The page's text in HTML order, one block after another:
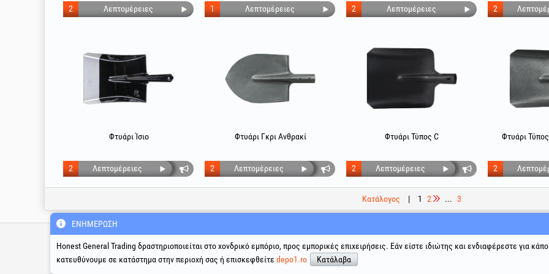
Λεπτομέρειες
2 Λεπτομέρειες
1 Λεπτομέρειες
2 2
Φτυάρι Ίσιο
Λεπτομέρειες
2
Φτυάρι Γκρι Ανθρακί
Λεπτομέρειες
2
Φτυάρι Τύπος C
Λεπτομέρειες
2
Φτυάρι
2
Κατάλογος | 1 2 ... 3
Τεχνική γραμμή υποστήριξης
& σέρβις
Κοινωνικά δίκτυα Επίλυση διαφορών Χρήσιμοι
ΕΝΗΜΈΡΩΣΗ
Honest General Trading δραστηριοποιείται στο χονδρικό εμπόριο, προς εμπορικές επιχειρήσεις. Εάν είστε ιδιώτης και ενδιαφέρεστε για
κατευθύνουμε σε κατάστημα στην περιοχή σας ή επισκεφθείτε depo1.ro Κατάλαβα